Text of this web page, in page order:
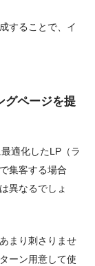
することで、イ
グページを提
適化したLP（ラ
集客する場合
異なるでしょ
まり刺さりませ
ーン用意して使